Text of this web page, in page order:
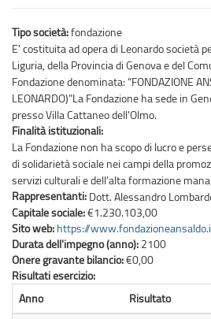
Tipo società:fondazione
E' costituita ad opera di Leonardo società
Liguria, della Provincia di Genova e del
Fondazione denominata: “FONDAZIONE
LEONARDO)”La Fondazione ha sede in
presso Villa Cattaneo dell'Olmo.
Finalità istituzionali:
La Fondazione non ha scopo di lucro e
di solidarietà sociale nei campi della
servizi culturali e dell’alta formazione
Rappresentanti: Dott. Alessandro
Capitale sociale:€1.230.103,00
Sito web: https://
Durata dell'impegno (anno): 2100
Onere gravante bilancio:€0,00
Risultati esercizio:
Anno
Risultato